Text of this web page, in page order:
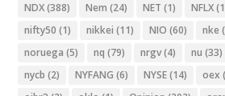
NDX(388) Nem (24) NET (1) NFLX
nifty50 (1) nikkei (11) NIO (60) nke
noruega (5) nq (79) nrgv(4) nu (33)
nycb (2) NYFANG (6) NYSE(14) oex